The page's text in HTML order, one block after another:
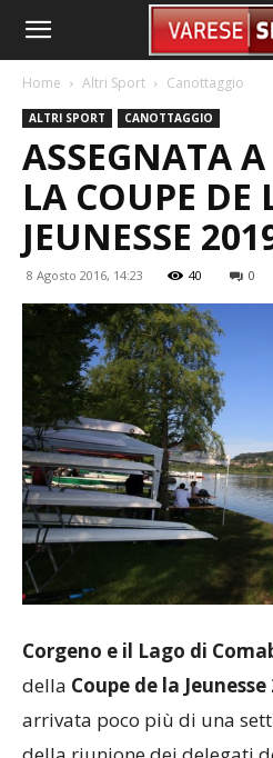
Home Altri Sport Canottaggio
ALTRI SPORT CANOTTAGGIO
ASSEGNATA
LA COUPE DE
JEUNESSE
8 Agosto 2016, 14:23 40 0
Corgeno e il Lago di
della Coupe de la Jeunesse
arrivata poco più di una